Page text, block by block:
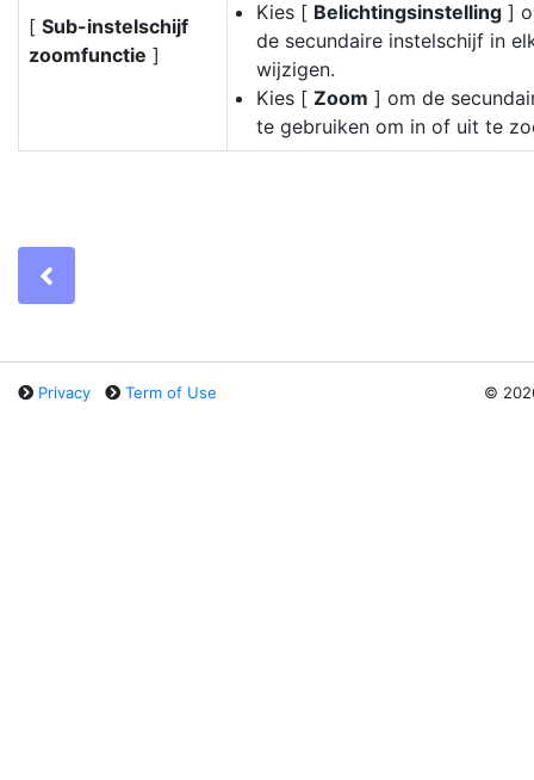
[ Sub-instelschijf
zoomfunctie ]
Kies [ Belichtingsinstelling ]
de secundaire instelschijf in
wijzigen.
Kies [ Zoom ] om de
te gebruiken om in of uit te
Privacy Term of Use ©